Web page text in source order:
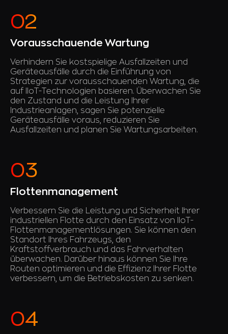
Vorausschauende Wartung
Verhindern Sie kostspielige Ausfallzeiten und
Geräteausfälle durch die Einführung von
Strategien zur vorausschauenden Wartung, die
auf IIoT-Technologien basieren. Überwachen Sie
den Zustand und die Leistung Ihrer
Industrieanlagen, sagen Sie potenzielle
Geräteausfälle voraus, reduzieren Sie
Ausfallzeiten und planen Sie Wartungsarbeiten.
Flottenmanagement
Verbessern Sie die Leistung und Sicherheit Ihrer
industriellen Flotte durch den Einsatz von IIoT-
Flottenmanagementlösungen. Sie können den
Standort Ihres Fahrzeugs, den
Kraftstoffverbrauch und das Fahrverhalten
überwachen. Darüber hinaus können Sie Ihre
Routen optimieren und die Effizienz Ihrer Flotte
verbessern, um die Betriebskosten zu senken.